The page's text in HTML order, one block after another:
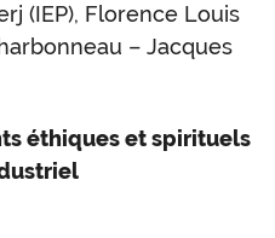
(IEP), Florence Louis
– Jacques
éthiques et spirituels